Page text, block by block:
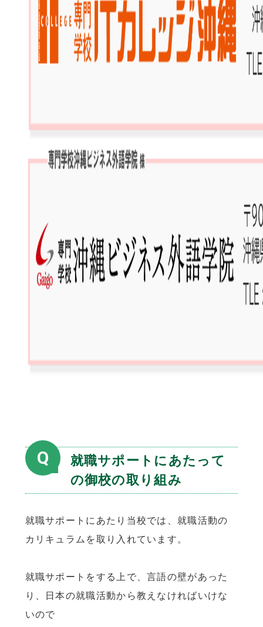
Q
就職サポートにあたって
の御校の取り組み
就職サポートにあたり当校では、就職活動の
カリキュラムを取り入れています。
就職サポートをする上で、言語の壁があった
り、日本の就職活動から教えなければいけな
いので